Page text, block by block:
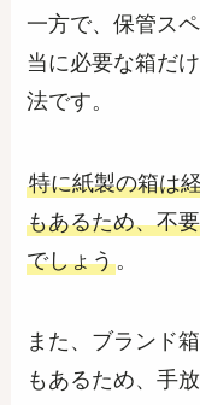
一方で、保管ス
当に必要な箱だ
法です。
特に紙製の箱は
もあるため、不
でしょう。
また、ブランド
もあるため、手